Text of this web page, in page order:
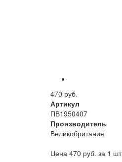
470 руб.
Артикул
ПВ1950407
Производитель
Великобритания
Цена 470 руб. за 1 шт